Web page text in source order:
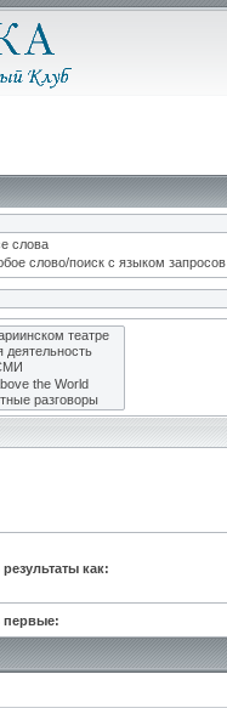
слова
слово/поиск с языком запросов
как:
первые: